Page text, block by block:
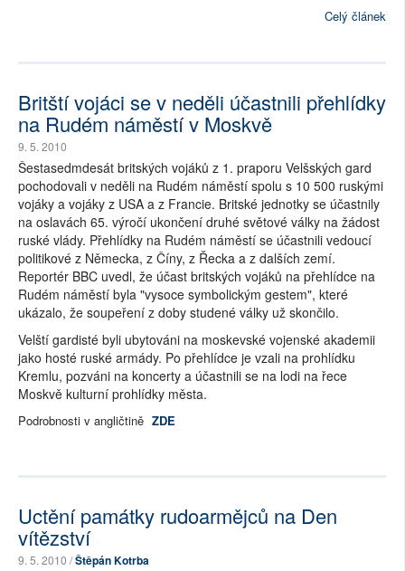
Celý článek
Britští vojáci se v neděli účastnili přehlídky
na Rudém náměstí v Moskvě
9. 5. 2010
Šestasedmdesát britských vojáků z 1. praporu Velšských gard
pochodovali v neděli na Rudém náměstí spolu s 10 500 ruskými
vojáky a vojáky z USA a z Francie. Britské jednotky se účastnily
na oslavách 65. výročí ukončení druhé světové války na žádost
ruské vlády. Přehlídky na Rudém náměstí se účastnili vedoucí
politikové z Německa, z Číny, z Řecka a z dalších zemí.
Reportér BBC uvedl, že účast britských vojáků na přehlídce na
Rudém náměstí byla "vysoce symbolickým gestem", které
ukázalo, že soupeření z doby studené války už skončilo.
Velští gardisté byli ubytováni na moskevské vojenské akademii
jako hosté ruské armády. Po přehlídce je vzali na prohlídku
Kremlu, pozváni na koncerty a účastnili se na lodi na řece
Moskvě kulturní prohlídky města.
Podrobnosti v angličtině ZDE
Uctění památky rudoarmějců na Den
vítězství
9. 5. 2010 /Štěpán Kotrba